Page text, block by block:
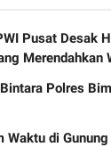
Pusat Desak
Merendahkan
Polres
Waktu di